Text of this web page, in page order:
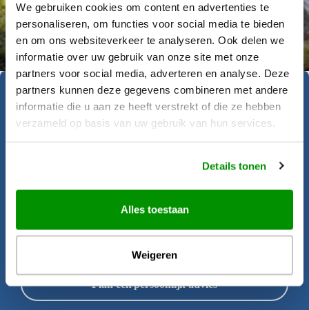
We gebruiken cookies om content en advertenties te
personaliseren, om functies voor social media te bieden
en om ons websiteverkeer te analyseren. Ook delen we
informatie over uw gebruik van onze site met onze
partners voor social media, adverteren en analyse. Deze
partners kunnen deze gegevens combineren met andere
informatie die u aan ze heeft verstrekt of die ze hebben
verzameld op basis van uw gebruik van hun services.
Details tonen
Alles toestaan
Weigeren
Déanne Wetzels
Geïnspireerd geraakt?
samenstellen van deze rondreis.
Offerte aanvragen
Plan een persoonlijk advies